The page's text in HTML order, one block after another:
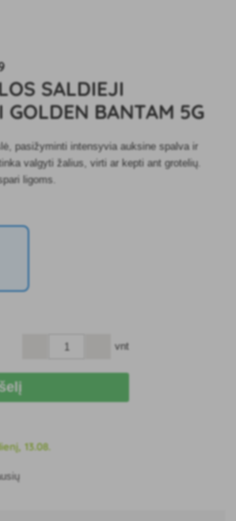
SALDIEJI
GOLDEN BANTAM 5G
pasižyminti intensyvia auksine spalva ir
valgyti žalius, virti ar kepti ant grotelių.
ligoms.
vnt
13.08.